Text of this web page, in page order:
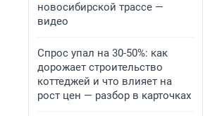
новосибирской трассе —
видео
Спрос упал на 30-50%: как
дорожает строительство
коттеджей и что влияет на
рост цен — разбор в карточках